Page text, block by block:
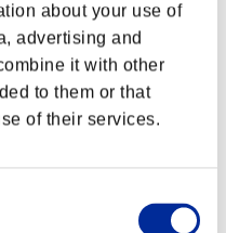
about your use of
advertising and
it with other
to them or that
of their services.